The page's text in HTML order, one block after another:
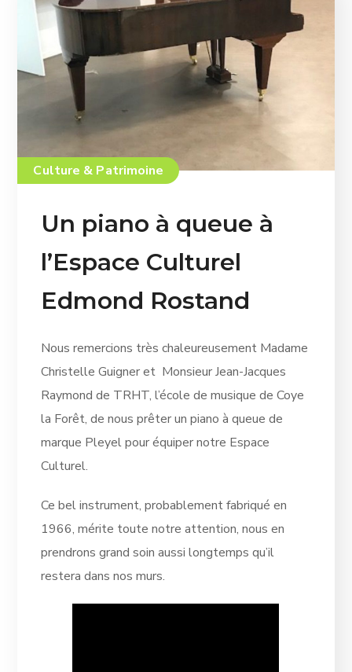
Culture & Patrimoine
Un piano à queue à
l’Espace Culturel
Edmond Rostand
Nous remercions très chaleureusement Madame
Christelle Guigner et Monsieur Jean-Jacques
Raymond de TRHT, l’école de musique de Coye
la Forêt, de nous prêter un piano à queue de
marque Pleyel pour équiper notre Espace
Culturel.
Ce bel instrument, probablement fabriqué en
1966, mérite toute notre attention, nous en
prendrons grand soin aussi longtemps qu’il
restera dans nos murs.